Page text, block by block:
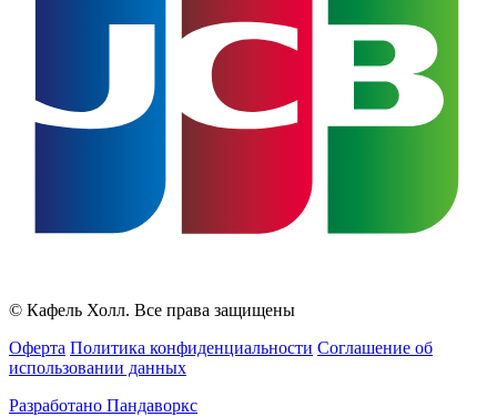
© Кафель Холл. Все права защищены
Оферта Политика конфиденциальности Соглашение об
использовании данных
Разработано Пандаворкс